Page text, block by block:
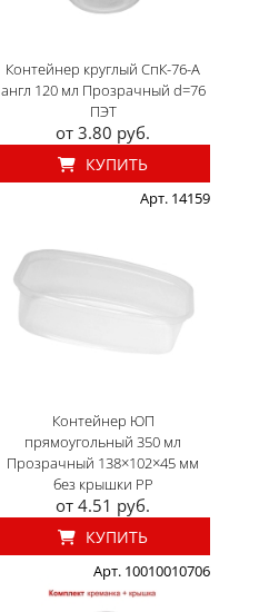
Контейнер круглый СпК-76-А
англ 120 мл Прозрачный d=76
ПЭТ
от 3.80 руб.
КУПИТЬ
Арт. 14159
Контейнер ЮП
прямоугольный 350 мл
Прозрачный 138×102×45 мм
без крышки PP
от 4.51 руб.
КУПИТЬ
Арт. 10010010706